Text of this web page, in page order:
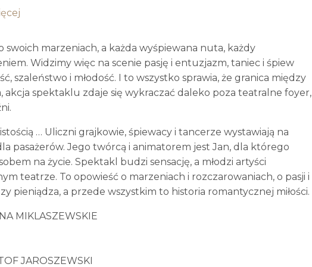
marzeniach, a każda wyśpiewana nuta, każdy
Widzimy więc na scenie pasję i entuzjazm, taniec i śpiew
szaleństwo i młodość. I to wszystko sprawia, że granica między
akcja spektaklu zdaje się wykraczać daleko poza teatralne foyer,
… Uliczni grajkowie, śpiewacy i tancerze wystawiają na
pasażerów. Jego twórcą i animatorem jest Jan, dla którego
na życie. Spektakl budzi sensację, a młodzi artyści
teatrze. To opowieść o marzeniach i rozczarowaniach, o pasji i
pieniądza, a przede wszystkim to historia romantycznej miłości.
MIKLASZEWSKIE
JAROSZEWSKI